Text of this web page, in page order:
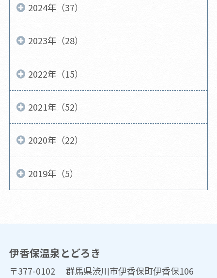
2024年（37）
2023年（28）
2022年（15）
2021年（52）
2020年（22）
2019年（5）
伊香保温泉とどろき
〒377-0102 群馬県渋川市伊香保町伊香保106